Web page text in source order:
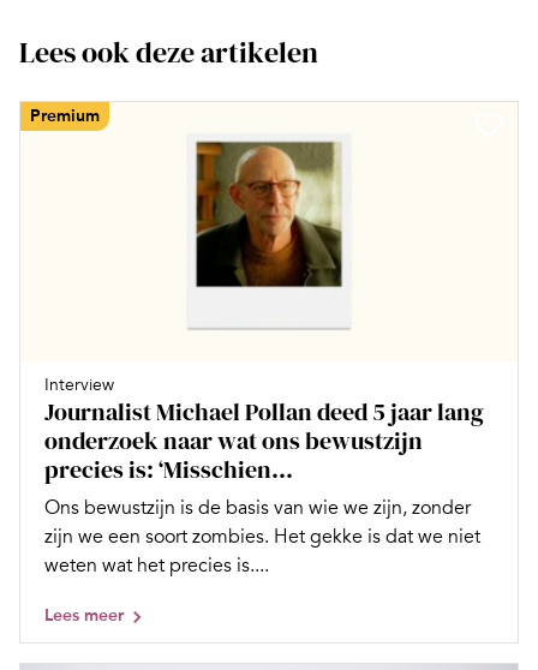
Lees ook deze artikelen
Premium
Interview
Journalist Michael Pollan deed 5 jaar lang
onderzoek naar wat ons bewustzijn
precies is: ‘Misschien...
Ons bewustzijn is de basis van wie we zijn, zonder
zijn we een soort zombies. Het gekke is dat we niet
weten wat het precies is....
Lees meer